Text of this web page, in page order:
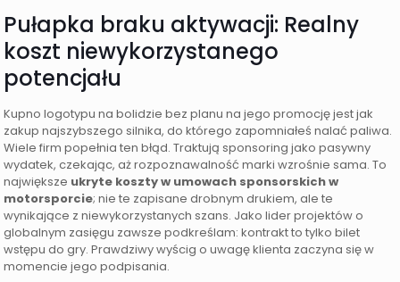
Pułapka braku aktywacji: Realny
koszt niewykorzystanego
potencjału
Kupno logotypu na bolidzie bez planu na jego promocję jest jak
zakup najszybszego silnika, do którego zapomniałeś nalać paliwa.
Wiele firm popełnia ten błąd. Traktują sponsoring jako pasywny
wydatek, czekając, aż rozpoznawalność marki wzrośnie sama. To
największe ukryte koszty w umowach sponsorskich w
motorsporcie; nie te zapisane drobnym drukiem, ale te
wynikające z niewykorzystanych szans. Jako lider projektów o
globalnym zasięgu zawsze podkreślam: kontrakt to tylko bilet
wstępu do gry. Prawdziwy wyścig o uwagę klienta zaczyna się w
momencie jego podpisania.